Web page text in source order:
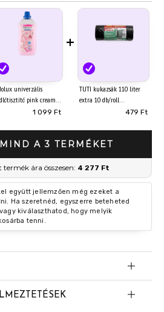
univerzális
pink cream
1 099 Ft
+
TUTI kukazsák 110 liter
extra 10 db/roll
479 Ft
A 3 TERMÉKET
ára összesen: 4 277 Ft
együtt jellemzően még ezeket a
Ha szeretnéd, egyszerre beteheted
kiválaszthatod, hogy melyik
tenni.